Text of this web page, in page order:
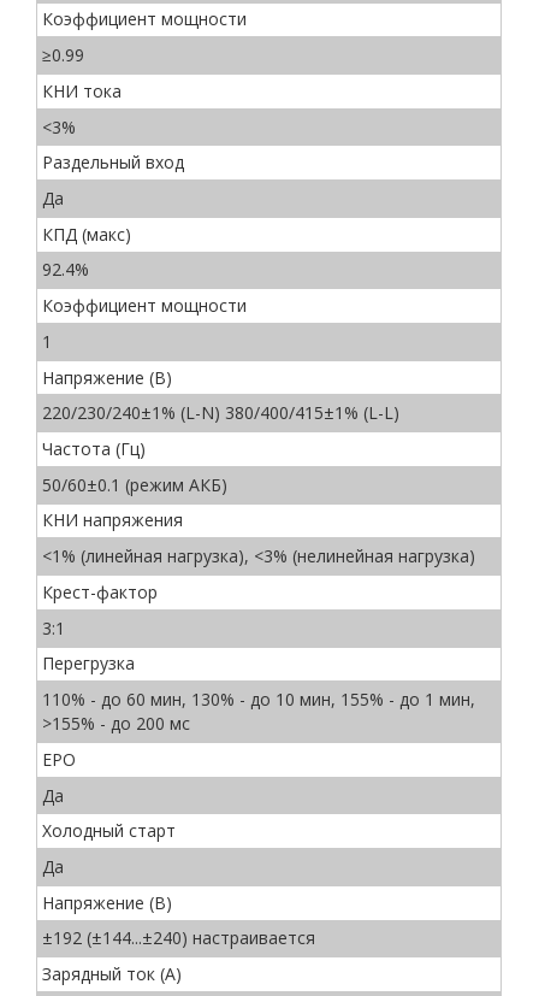
Коэффициент мощности
≥0.99
КНИ тока
<3%
Раздельный вход
Да
КПД (макс)
92.4%
Коэффициент мощности
1
Напряжение (В)
220/230/240±1% (L-N) 380/400/415±1% (L-L)
Частота (Гц)
50/60±0.1 (режим АКБ)
КНИ напряжения
<1% (линейная нагрузка), <3% (нелинейная нагрузка)
Крест-фактор
3:1
Перегрузка
110% - до 60 мин, 130% - до 10 мин, 155% - до 1 мин,
>155% - до 200 мс
EPO
Да
Холодный старт
Да
Напряжение (В)
±192 (±144...±240) настраивается
Зарядный ток (А)